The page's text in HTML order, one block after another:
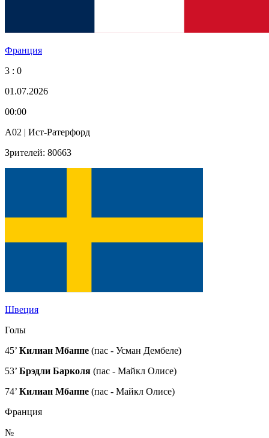
Франция
3 : 0
01.07.2026
00:00
A02 | Ист-Ратерфорд
Зрителей: 80663
Швеция
Голы
45’ Килиан Мбаппе (пас - Усман Дембеле)
53’ Брэдли Барколя (пас - Майкл Олисе)
74’ Килиан Мбаппе (пас - Майкл Олисе)
Франция
№